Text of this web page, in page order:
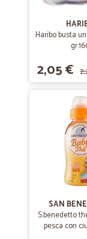
Haribo busta
2,05 €
SAN
S.benedetto
pesca con